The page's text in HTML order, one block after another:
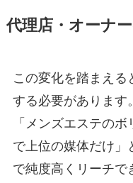
代理店・オーナ
この変化を踏まえ
する必要があります。
「メンズエステの
で上位の媒体だけ」
で純度高くリーチで